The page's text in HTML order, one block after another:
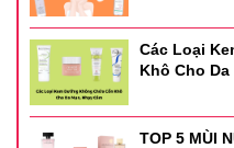
Các Loại
Khô Cho Da
TOP 5 MÙI